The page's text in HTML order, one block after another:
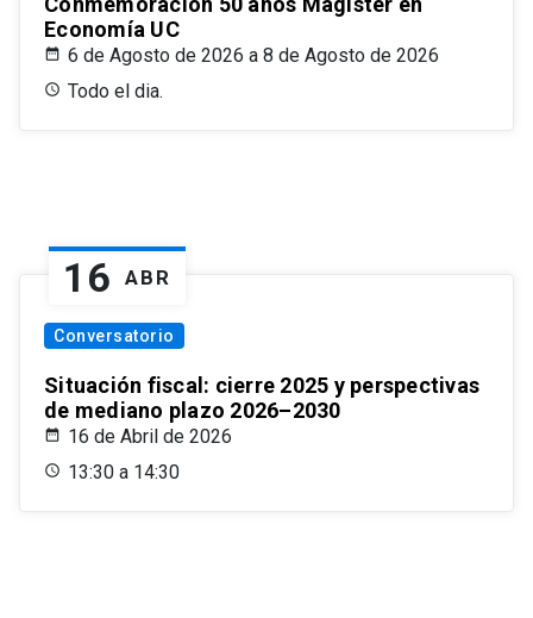
Economía UC
6 de Agosto de 2026 a 8 de Agosto de 2026
Todo el dia.
16 ABR
Conversatorio
Situación fiscal: cierre 2025 y perspectivas
de mediano plazo 2026–2030
16 de Abril de 2026
13:30 a 14:30